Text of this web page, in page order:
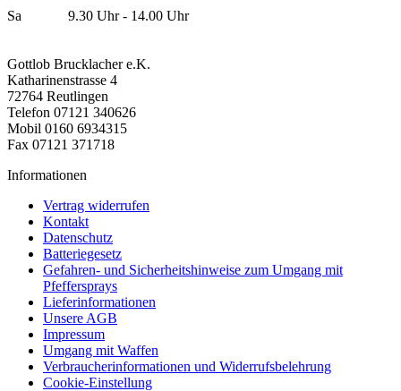
Sa 9.30 Uhr - 14.00 Uhr
Gottlob Brucklacher e.K.
Katharinenstrasse 4
72764 Reutlingen
Telefon 07121 340626
Mobil 0160 6934315
Fax 07121 371718
Informationen
Vertrag widerrufen
Kontakt
Datenschutz
Batteriegesetz
Gefahren- und Sicherheitshinweise zum Umgang mit
Pfeffersprays
Lieferinformationen
Unsere AGB
Impressum
Umgang mit Waffen
Verbraucherinformationen und Widerrufsbelehrung
Cookie-Einstellung